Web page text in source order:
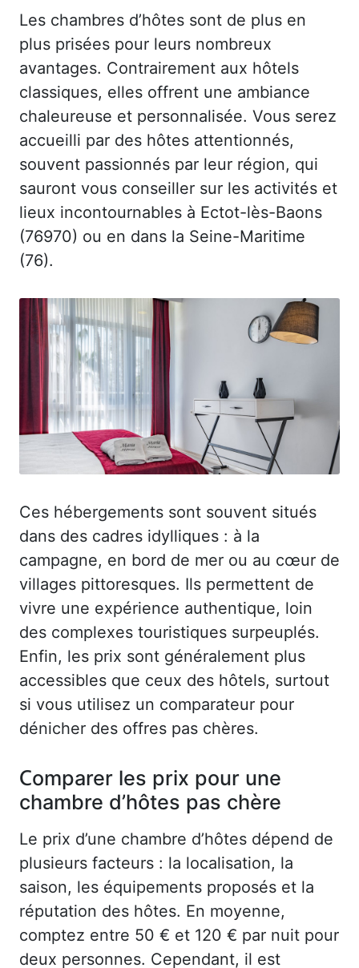
Les chambres d’hôtes sont de plus en
plus prisées pour leurs nombreux
avantages. Contrairement aux hôtels
classiques, elles offrent une ambiance
chaleureuse et personnalisée. Vous serez
accueilli par des hôtes attentionnés,
souvent passionnés par leur région, qui
sauront vous conseiller sur les activités et
lieux incontournables à Ectot-lès-Baons
(76970) ou en dans la Seine-Maritime
(76).
Ces hébergements sont souvent situés
dans des cadres idylliques : à la
campagne, en bord de mer ou au cœur de
villages pittoresques. Ils permettent de
vivre une expérience authentique, loin
des complexes touristiques surpeuplés.
Enfin, les prix sont généralement plus
accessibles que ceux des hôtels, surtout
si vous utilisez un comparateur pour
dénicher des offres pas chères.
Comparer les prix pour une
chambre d’hôtes pas chère
Le prix d’une chambre d’hôtes dépend de
plusieurs facteurs : la localisation, la
saison, les équipements proposés et la
réputation des hôtes. En moyenne,
comptez entre 50 € et 120 € par nuit pour
deux personnes. Cependant, il est